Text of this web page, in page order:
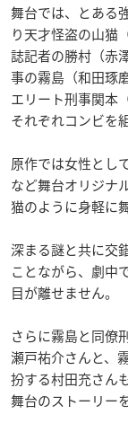
舞台では、とある
り天才怪盗の山猫
誌記者の勝村（赤
事の霧島（和田琢
エリート刑事関本
それぞれコンビを
原作では女性とし
など舞台オリジナ
猫のように身軽に
深まる謎と共に交
ことながら、劇中
目が離せません。
さらに霧島と同僚
瀬戸祐介さんと、
扮する村田充さん
舞台のストーリー